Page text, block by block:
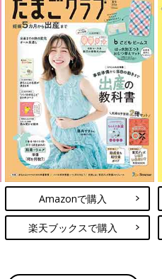
Amazonで購入
楽天ブックスで購入